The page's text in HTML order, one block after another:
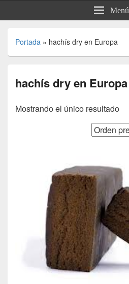
Menú
Portada » hachís dry en Europa
hachís dry en Europa
Mostrando el único resultado